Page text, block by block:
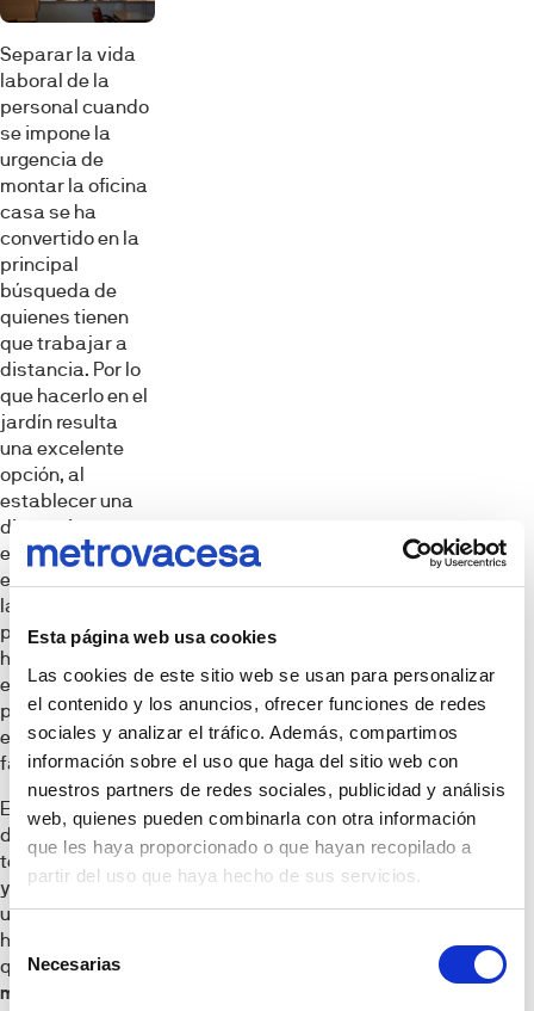
Esta página web usa cookies
Las cookies de este sitio web se usan para personalizar
el contenido y los anuncios, ofrecer funciones de redes
sociales y analizar el tráfico. Además, compartimos
información sobre el uso que haga del sitio web con
nuestros partners de redes sociales, publicidad y análisis
web, quienes pueden combinarla con otra información
que les haya proporcionado o que hayan recopilado a
partir del uso que haya hecho de sus servicios.
Selección
de
consentimiento
Necesarias
Separar la vida
laboral de la
personal cuando
se impone la
urgencia de
montar la oficina
casa se ha
convertido en la
principal
búsqueda de
quienes tienen
que trabajar a
distancia. Por lo
que hacerlo en el
jardín resulta
una excelente
opción, al
establecer una
distancia
espacial
evidente, salir de
la circulación
principal del
hogar y no
ejercer la labor
profesional bajo
el mismo techo
familiar.
En Norteamérica,
donde esta
tendencia surgió
y ya se ha hecho
un gran hueco,
hay empresas
que ofrecen
microoficinas